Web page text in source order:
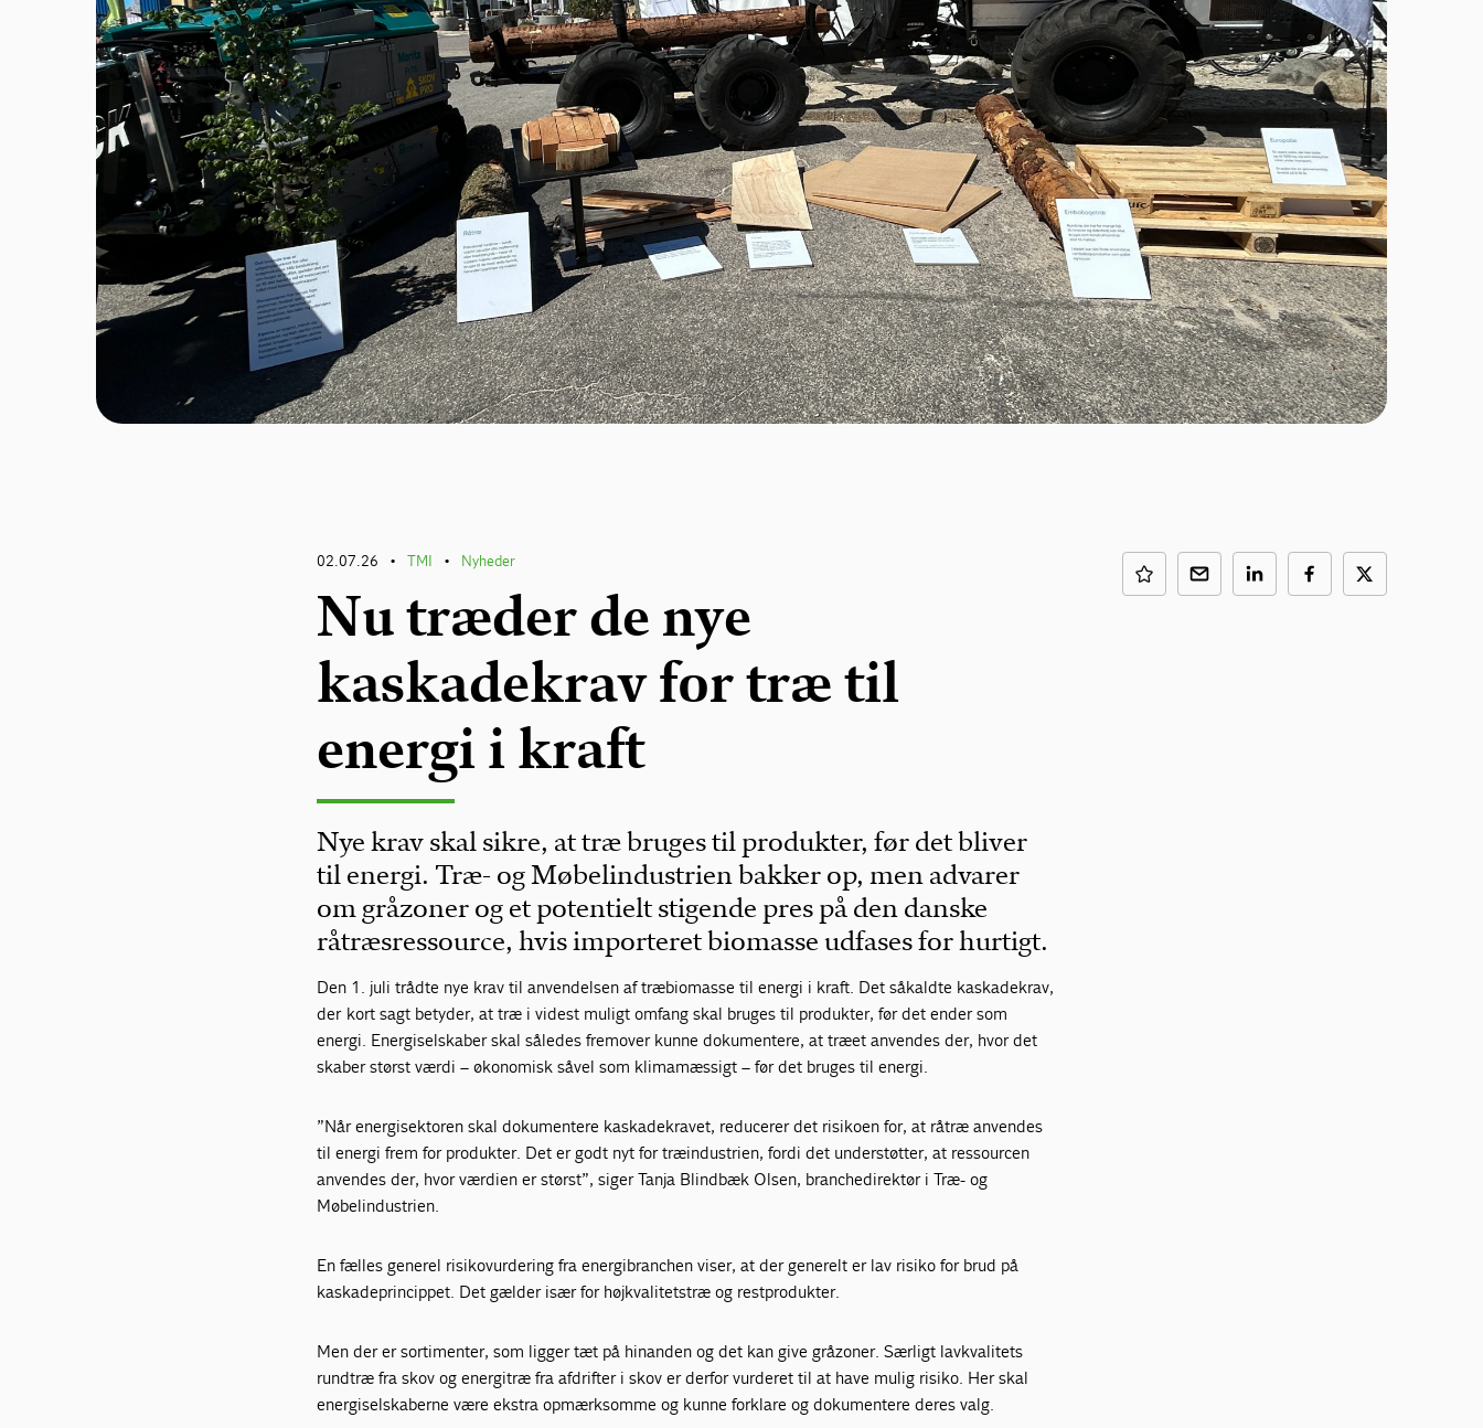
02.07.26 • TMI • Nyheder
Nu træder de nye
kaskadekrav for træ til
energi i kraft
Nye krav skal sikre, at træ bruges til produkter, før det bliver
til energi. Træ- og Møbelindustrien bakker op, men advarer
om gråzoner og et potentielt stigende pres på den danske
råtræsressource, hvis importeret biomasse udfases for hurtigt.
Den 1. juli trådte nye krav til anvendelsen af træbiomasse til energi i kraft. Det såkaldte kaskadekrav,
der kort sagt betyder, at træ i videst muligt omfang skal bruges til produkter, før det ender som
energi. Energiselskaber skal således fremover kunne dokumentere, at træet anvendes der, hvor det
skaber størst værdi – økonomisk såvel som klimamæssigt – før det bruges til energi.
”Når energisektoren skal dokumentere kaskadekravet, reducerer det risikoen for, at råtræ anvendes
til energi frem for produkter. Det er godt nyt for træindustrien, fordi det understøtter, at ressourcen
anvendes der, hvor værdien er størst”, siger Tanja Blindbæk Olsen, branchedirektør i Træ- og
Møbelindustrien.
En fælles generel risikovurdering fra energibranchen viser, at der generelt er lav risiko for brud på
kaskadeprincippet. Det gælder især for højkvalitetstræ og restprodukter.
Men der er sortimenter, som ligger tæt på hinanden og det kan give gråzoner. Særligt lavkvalitets
rundtræ fra skov og energitræ fra afdrifter i skov er derfor vurderet til at have mulig risiko. Her skal
energiselskaberne være ekstra opmærksomme og kunne forklare og dokumentere deres valg.